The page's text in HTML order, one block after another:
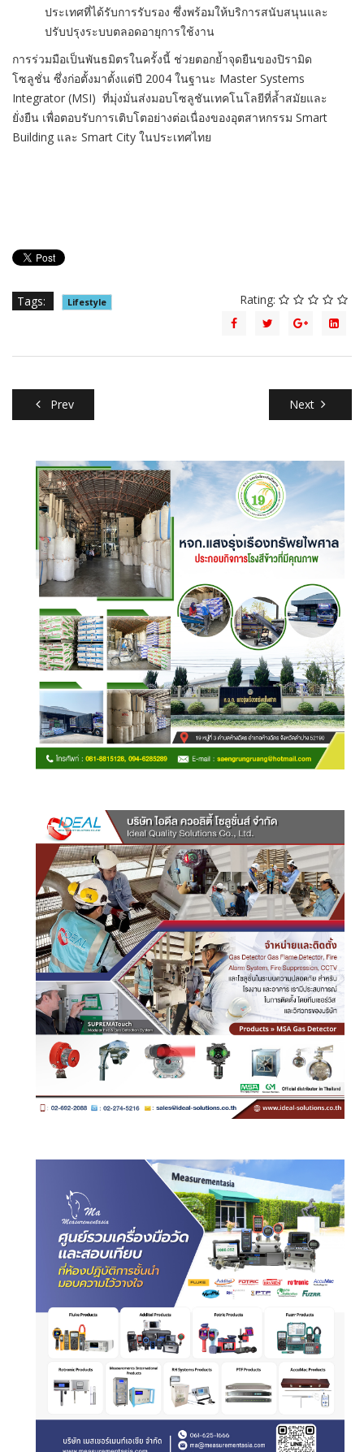
ประเทศที่ได้รับการรับรอง ซึ่งพร้อมให้บริการสนับสนุนและ
ปรับปรุงระบบตลอดอายุการใช้งาน
การร่วมมือเป็นพันธมิตรในครั้งนี้ ช่วยตอกย้ำจุดยืนของปิรามิด
โซลูชั่น ซึ่งก่อตั้งมาตั้งแต่ปี 2004 ในฐานะ Master Systems
Integrator (MSI) ที่มุ่งมั่นส่งมอบโซลูชันเทคโนโลยีที่ล้ำสมัยและ
ยั่งยืน เพื่อตอบรับการเติบโตอย่างต่อเนื่องของอุตสาหกรรม Smart
Building และ Smart City ในประเทศไทย
Tags: Lifestyle Rating:
Prev Next